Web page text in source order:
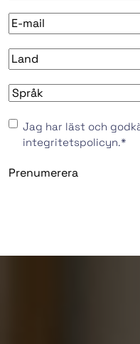
E-
mail*
País*
Idioma
Consentimiento*
Jag har läst och
integritetspolicyn.*
Prenumerera